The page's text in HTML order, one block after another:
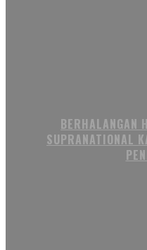
BERHALANGAN
SUPRANATIONAL